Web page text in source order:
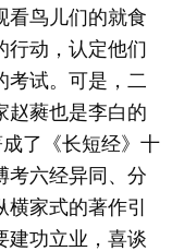
看鸟儿们的就食
行动，认定他们
考试。可是，二
赵蕤也是李白的
了《长短经》十
考六经异同、分
家式的著作引
建功立业，喜谈